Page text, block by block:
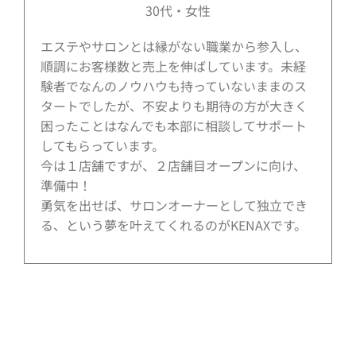
30代・女性
エステやサロンとは縁がない職業から参入し、
順調にお客様数と売上を伸ばしています。未経
験者でなんのノウハウも持っていないままのス
タートでしたが、不安よりも期待の方が大きく
困ったことはなんでも本部に相談してサポート
してもらっています。
今は１店舗ですが、２店舗目オープンに向け、
準備中！
勇気を出せば、サロンオーナーとして独立でき
る、という夢を叶えてくれるのがKENAXです。